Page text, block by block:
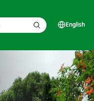
English